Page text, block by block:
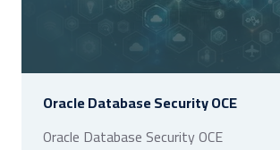
Oracle Database Security OCE
Oracle Database Security OCE